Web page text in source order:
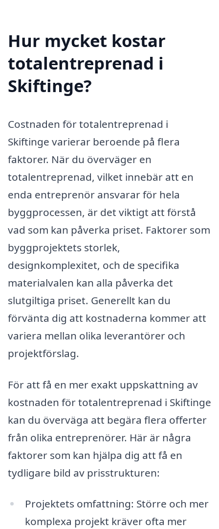
Hur mycket kostar
totalentreprenad i
Skiftinge?
Costnaden för totalentreprenad i
Skiftinge varierar beroende på flera
faktorer. När du överväger en
totalentreprenad, vilket innebär att en
enda entreprenör ansvarar för hela
byggprocessen, är det viktigt att förstå
vad som kan påverka priset. Faktorer som
byggprojektets storlek,
designkomplexitet, och de specifika
materialvalen kan alla påverka det
slutgiltiga priset. Generellt kan du
förvänta dig att kostnaderna kommer att
variera mellan olika leverantörer och
projektförslag.
För att få en mer exakt uppskattning av
kostnaden för totalentreprenad i Skiftinge
kan du överväga att begära flera offerter
från olika entreprenörer. Här är några
faktorer som kan hjälpa dig att få en
tydligare bild av prisstrukturen:
Projektets omfattning: Större och mer
komplexa projekt kräver ofta mer